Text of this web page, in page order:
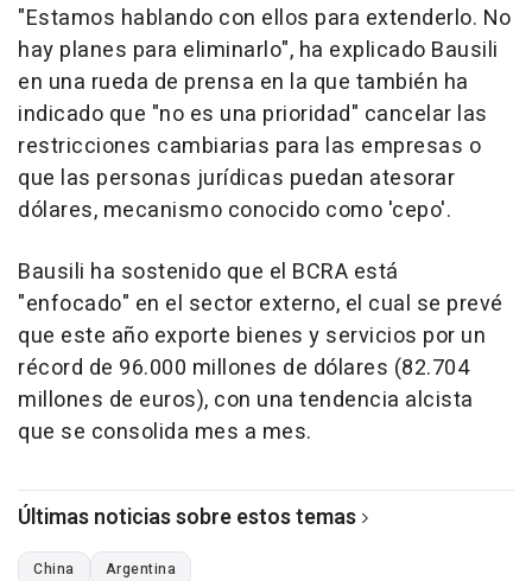
"Estamos hablando con ellos para extenderlo. No
hay planes para eliminarlo", ha explicado Bausili
en una rueda de prensa en la que también ha
indicado que "no es una prioridad" cancelar las
restricciones cambiarias para las empresas o
que las personas jurídicas puedan atesorar
dólares, mecanismo conocido como 'cepo'.
Bausili ha sostenido que el BCRA está
"enfocado" en el sector externo, el cual se prevé
que este año exporte bienes y servicios por un
récord de 96.000 millones de dólares (82.704
millones de euros), con una tendencia alcista
que se consolida mes a mes.
Últimas noticias sobre estos temas
China Argentina